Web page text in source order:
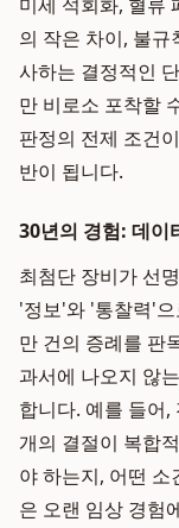
의 작은 차이, 불규
사하는 결정적인
만 비로소 포착할
판정의 전제 조건
반이 됩니다.
30년의 경험: 데이
최첨단 장비가 선
'정보'와 '통찰력'
만 건의 증례를 판
과서에 나오지 않
합니다. 예를 들어
개의 결절이 복합
야 하는지, 어떤
은 오랜 임상 경험